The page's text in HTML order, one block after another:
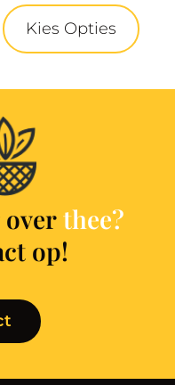
Kies Opties
over
op!